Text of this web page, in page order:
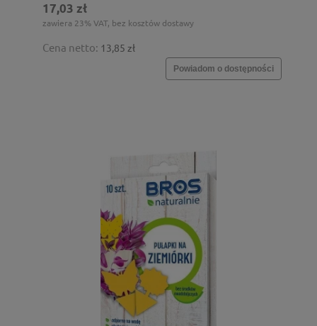
17,03 zł
zawiera 23% VAT, bez kosztów dostawy
Cena netto: 13,85 zł
Powiadom o dostępności